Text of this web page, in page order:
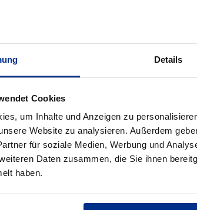
Details
Cookies
um Inhalte und Anzeigen zu
Website zu analysieren. Außerdem
für soziale Medien, Werbung und
Daten zusammen, die Sie ihnen
haben.
ZUBEHÖR/